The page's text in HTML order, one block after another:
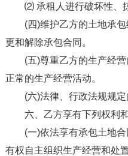
⑵ 承租人进行破坏性、
(四)维护乙方的土地承
更和解除承包合同。
(五)尊重乙方的生产经
正常的生产经营活动。
(六)法律、行政法规规定
六、乙方享有下列权利
(一)依法享有承包土地
有权自主组织生产经营和处